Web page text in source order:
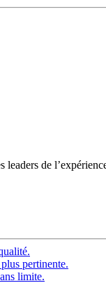
de
pertinente.
limite.